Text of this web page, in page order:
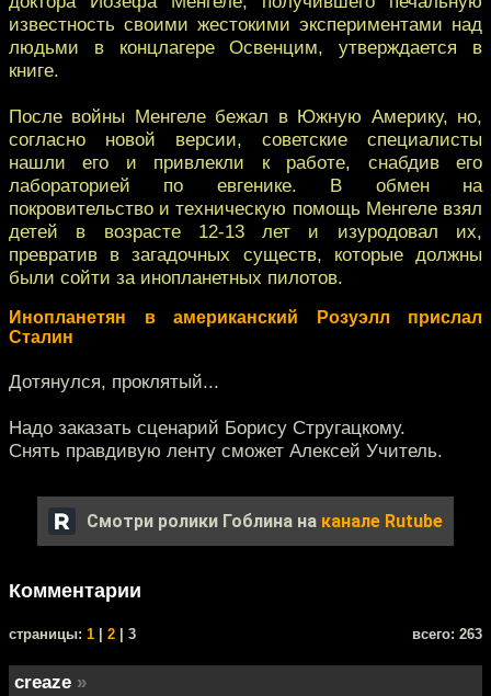
известность своими жестокими экспериментами над
людьми в концлагере Освенцим, утверждается в
книге.
После войны Менгеле бежал в Южную Америку, но,
согласно новой версии, советские специалисты
нашли его и привлекли к работе, снабдив его
лабораторией по евгенике. В обмен на
покровительство и техническую помощь Менгеле взял
детей в возрасте 12-13 лет и изуродовал их,
превратив в загадочных существ, которые должны
были сойти за инопланетных пилотов.
Инопланетян в американский Розуэлл прислал
Сталин
Дотянулся, проклятый...
Надо заказать сценарий Борису Стругацкому.
Снять правдивую ленту сможет Алексей Учитель.
Смотри ролики Гоблина на канале Rutube
Комментарии
cтраницы: 1 2 | 3 всего: 263
creaze »